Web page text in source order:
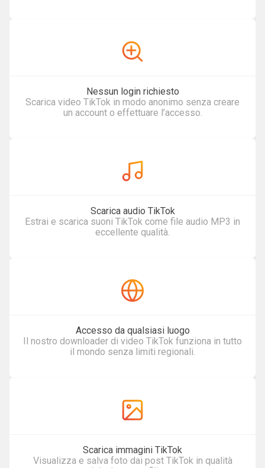
Nessun login richiesto
Scarica video TikTok in modo anonimo senza creare
un account o effettuare l’accesso.
Scarica audio TikTok
Estrai e scarica suoni TikTok come file audio MP3 in
eccellente qualità.
Accesso da qualsiasi luogo
Il nostro downloader di video TikTok funziona in tutto
il mondo senza limiti regionali.
Scarica immagini TikTok
Visualizza e salva foto dai post TikTok in qualità